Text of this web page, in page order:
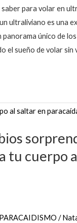
para volar en
ultraliviano es una
único de
el sueño de volar sin
tu cuerpo
PARACAIDISMO /